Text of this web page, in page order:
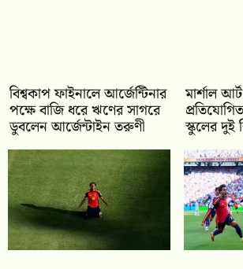
বিশ্বকাপ ফাইনালে আর্জেন্টিনার
পক্ষে বাজি ধরে ঋণের সাগরে
ডুবলেন আর্জেন্টাইন তরুণী
মার্শাল
স্কুলের দুই